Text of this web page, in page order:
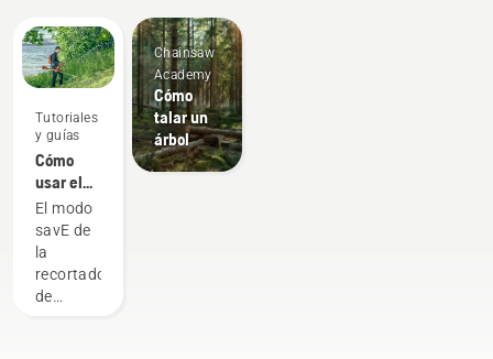
Tutoriales
y guías
Cómo
usar el
modo
savE en
tu
recortadora
de
El modo
savE de
la
recortadora
de
Chainsaw
Academy
Cómo
talar un
árbol